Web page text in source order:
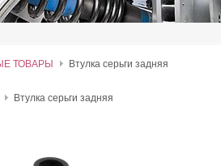
ТОВАРЫ Втулка серьги задняя
Втулка серьги задняя